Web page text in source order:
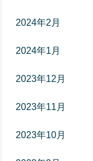
2024年2月
2024年1月
2023年12月
2023年11月
2023年10月